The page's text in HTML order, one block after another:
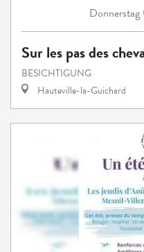
Donnerstag
Sur les pas des
BESICHTIGUNG
Hauteville-la-Guichard